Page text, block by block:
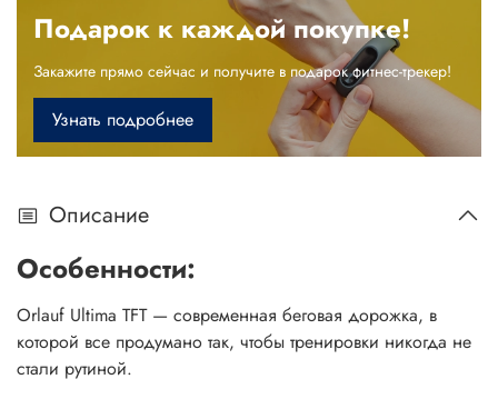
Подарок к каждой покупке!
Закажите прямо сейчас и получите в подарок фитнес-трекер!
Узнать подробнее
Описание
Особенности:
Orlauf Ultima TFT — современная беговая дорожка, в
которой все продумано так, чтобы тренировки никогда не
стали рутиной.